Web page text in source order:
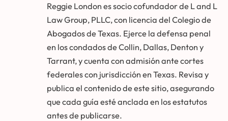
Reggie London es socio cofundador de L and L
Law Group, PLLC, con licencia del Colegio de
Abogados de Texas. Ejerce la defensa penal
en los condados de Collin, Dallas, Denton y
Tarrant, y cuenta con admisión ante cortes
federales con jurisdicción en Texas. Revisa y
publica el contenido de este sitio, asegurando
que cada guía esté anclada en los estatutos
antes de publicarse.